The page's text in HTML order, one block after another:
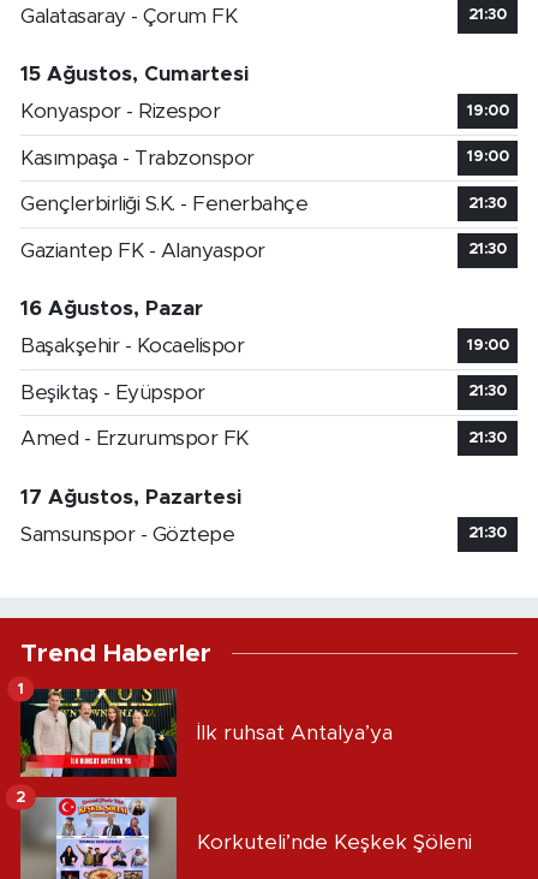
Galatasaray - Çorum FK
21:30
15 Ağustos, Cumartesi
Konyaspor - Rizespor
19:00
Kasımpaşa - Trabzonspor 19:00
Gençlerbirliği S.K. - Fenerbahçe 21:30
Gaziantep FK - Alanyaspor 21:30
16 Ağustos, Pazar
Başakşehir - Kocaelispor
19:00
Beşiktaş - Eyüpspor 21:30
Amed - Erzurumspor FK 21:30
17 Ağustos, Pazartesi
Samsunspor - Göztepe
21:30
Trend Haberler
İlk ruhsat Antalya’ya
1
Korkuteli’nde Keşkek Şöleni
2